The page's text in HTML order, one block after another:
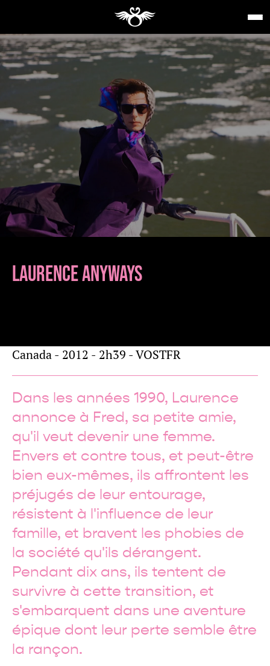
LAURENCE ANYWAYS
Canada - 2012 - 2h39 - VOSTFR
Dans les années 1990, Laurence
annonce à Fred, sa petite amie,
qu'il veut devenir une femme.
Envers et contre tous, et peut-être
bien eux-mêmes, ils affrontent les
préjugés de leur entourage,
résistent à l'influence de leur
famille, et bravent les phobies de
la société qu'ils dérangent.
Pendant dix ans, ils tentent de
survivre à cette transition, et
s'embarquent dans une aventure
épique dont leur perte semble être
la rançon.